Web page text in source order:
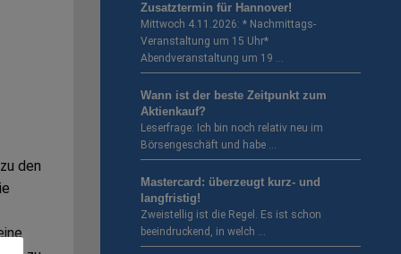
den
Zusatztermin für Hannover!
Mittwoch 4.11.2026: * Nachmittags-
Veranstaltung um 15 Uhr*
Abendveranstaltung um 19 …
Wann ist der beste Zeitpunkt zum
Aktienkauf?
Leserfrage: Ich bin noch relativ neu im
Börsengeschäft und habe …
Mastercard: überzeugt kurz- und
langfristig!
Zweistellig ist die Regel. Es ist schon
beeindruckend, in welch …